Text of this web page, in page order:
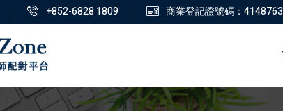
+852-6828 1809 商業登記證號碼：